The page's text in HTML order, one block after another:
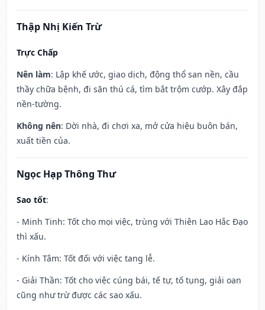
Thập Nhị Kiến Trừ
Trực Chấp
Nên làm: Lập khế ước, giao dịch, động thổ san nền, cầu
thầy chữa bệnh, đi săn thú cá, tìm bắt trộm cướp. Xây đắp
nền-tường.
Không nên: Dời nhà, đi chơi xa, mở cửa hiệu buôn bán,
xuất tiền của.
Ngọc Hạp Thông Thư
Sao tốt:
- Minh Tinh: Tốt cho mọi việc, trùng với Thiên Lao Hắc Đạo
thì xấu.
- Kính Tâm: Tốt đối với việc tang lễ.
- Giải Thần: Tốt cho việc cúng bái, tế tự, tố tụng, giải oan
cũng như trừ được các sao xấu.